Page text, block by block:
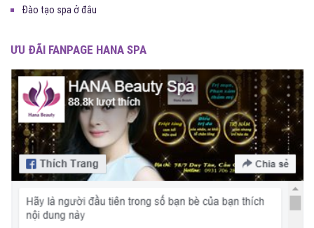
Đào tạo spa ở đâu
ƯU ĐÃI FANPAGE HANA SPA